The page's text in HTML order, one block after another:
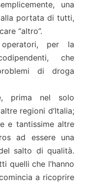
una
portata di tutti,
“altro”.
operatori, per la
che
di droga
prima nel solo
regioni d’Italia;
e tantissime altre
ad essere una
salto di qualità.
quelli che l’hanno
a ricoprire